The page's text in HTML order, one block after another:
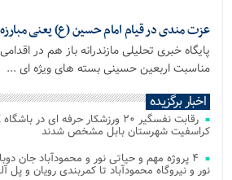
عزت مندی در قیام امام حسین (ع) یعنی
پایگاه خبری تحلیلی مازندرانه باز هم در
مناسبت اربعین حسینی بسته های ویژه ای ...
اخبار برگزیده
کراسفیت شهرستان بابل مشخص شدند
۴ پروژه مهم و حیاتی نور و محمودآباد جان
نور و نیروگاه محمودآباد تا کمربندی رویان و پل